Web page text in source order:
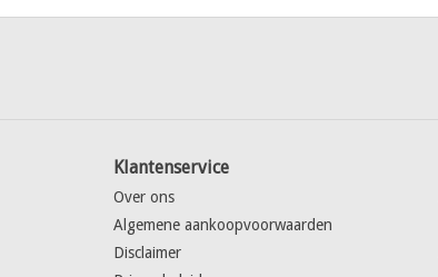
Klantenservice
Over ons
Algemene aankoopvoorwaarden
Disclaimer